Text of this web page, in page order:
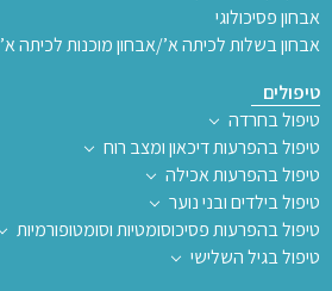
אבחון פסיכולוגי
אבחון בשלות לכיתה א’/אבחון מוכנות לכיתה א’
טיפולים
טיפול בחרדה
טיפול בהפרעות דיכאון ומצב רוח
טיפול בהפרעות אכילה
טיפול בילדים ובני נוער
טיפול בהפרעות פסיכוסומטיות וסומטופורמיות
טיפול בגיל השלישי